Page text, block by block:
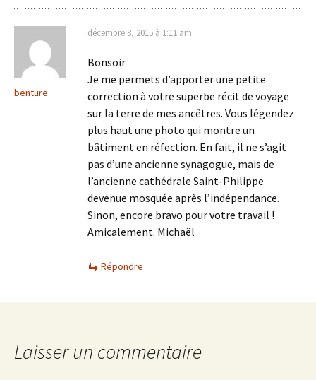
benture
décembre 8, 2015 à 1:11 am
Bonsoir
Je me permets d’apporter une petite
correction à votre superbe récit de voyage
sur la terre de mes ancêtres. Vous légendez
plus haut une photo qui montre un
bâtiment en réfection. En fait, il ne s’agit
pas d’une ancienne synagogue, mais de
l’ancienne cathédrale Saint-Philippe
devenue mosquée après l’indépendance.
Sinon, encore bravo pour votre travail !
Amicalement. Michaël
Répondre
Laisser un commentaire